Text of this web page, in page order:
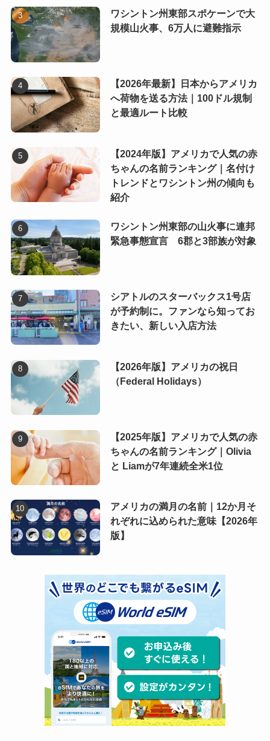
ワシントン州東部スポケーンで大
規模山火事、6万人に避難指示
【2026年最新】日本からアメリカ
へ荷物を送る方法｜100ドル規制
と最適ルート比較
【2024年版】アメリカで人気の赤
ちゃんの名前ランキング｜名付け
トレンドとワシントン州の傾向も
紹介
ワシントン州東部の山火事に連邦
緊急事態宣言 6郡と3部族が対象
シアトルのスターバックス1号店
が予約制に。ファンなら知ってお
きたい、新しい入店方法
【2026年版】アメリカの祝日
（Federal Holidays）
【2025年版】アメリカで人気の赤
ちゃんの名前ランキング｜Olivia
と Liamが7年連続全米1位
アメリカの満月の名前｜12か月そ
れぞれに込められた意味【2026年
版】